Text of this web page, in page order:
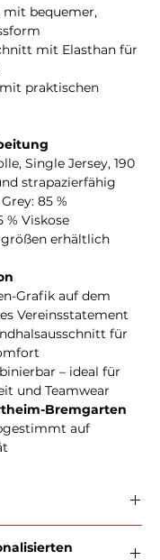
mit bequemer,
mit Elasthan für
praktischen
Single Jersey, 190
strapazierfähig
85 %
% Viskose
erhältlich
Grafik auf dem
Vereinsstatement
für
– ideal für
und Teamwear
Bremgarten
auf
nicht bleichen, nicht